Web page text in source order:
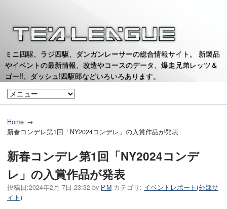
ミニ四駆、ラジ四駆、ダンガンレーサーの総合情報サイト。 新製品
やイベントの最新情報、改造やコースのデータ、爆走兄弟レッツ＆
ゴー!!、ダッシュ!四駆郎などいろいろあります。
Home
新春コンデレ第1回「NY2024コンデレ」の入賞作品が発表
新春コンデレ第1回「NY2024コンデ
レ」の入賞作品が発表
投稿日:2024年2月 7日 23:32 by P-M カテゴリ: イベントレポート(外部サ
イト)